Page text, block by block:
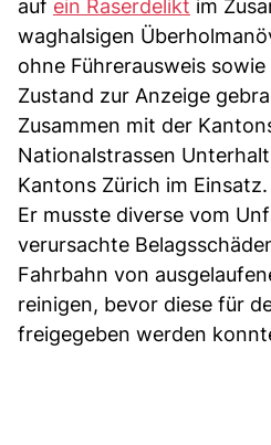
auf ein Raserdelikt im
waghalsigen
ohne Führerausweis
Zustand zur Anzeige
Zusammen mit der
Nationalstrassen
Kantons Zürich im Einsatz.
Er musste diverse vom
verursachte
Fahrbahn von
reinigen, bevor diese für
freigegeben werden